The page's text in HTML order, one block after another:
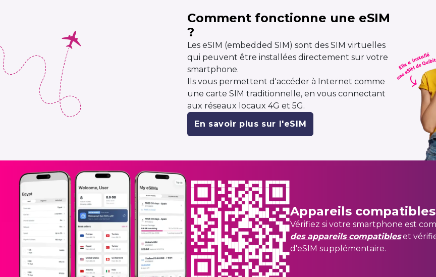
Comment fonctionne une eSIM
?
Les eSIM (embedded SIM) sont des SIM virtuelles
qui peuvent être installées directement sur votre
smartphone.
Ils vous permettent d'accéder à Internet comme
une carte SIM traditionnelle, en vous connectant
aux réseaux locaux 4G et 5G.
En savoir plus sur l'eSIM
Appareils compatibles
Vérifiez si votre smartphone est
des appareils compatibleset
d'eSIM supplémentaire.